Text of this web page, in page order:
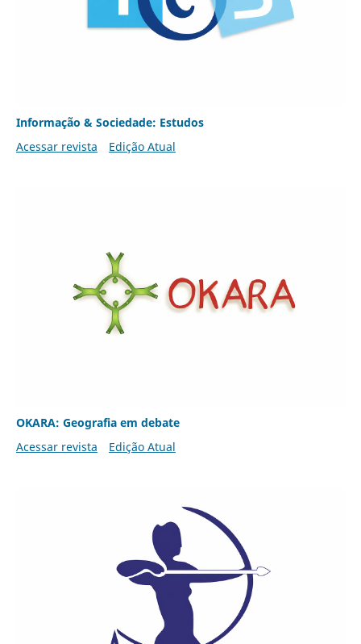
Informação & Sociedade: Estudos
Acessar revista
Edição Atual
OKARA: Geografia em debate
Acessar revista
Edição Atual